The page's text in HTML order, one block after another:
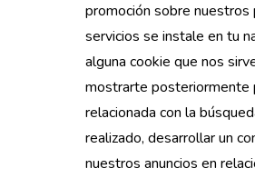
promoción sobre nuestros
servicios se instale en tu
alguna cookie que nos
mostrarte posteriormente
relacionada con la
realizado, desarrollar un
nuestros anuncios en